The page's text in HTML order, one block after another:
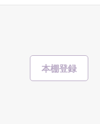
」
」